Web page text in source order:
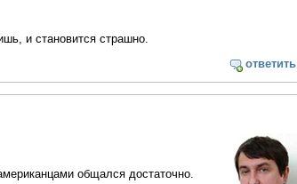
и становится страшно.
ответить
общался достаточно.